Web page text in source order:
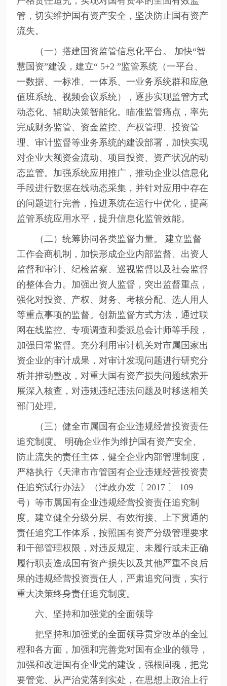
管，切实维护国有资产安全，坚决防止国有资产
流失。
（一）搭建国资监管信息化平台。 加快“智
慧国资”建设，建立“ 5+2 ”监管系统（一平台、
一数据、一标准、一体系、一业务系统群和应急
值班系统、视频会议系统），逐步实现监管方式
动态化、辅助决策智能化。瞄准监管痛点，率先
完成财务监管、资金监控、产权管理、投资管
理、审计监督等业务系统的建设部署，加快实现
对企业大额资金流动、项目投资、资产状况的动
态监管。加强系统应用推广，推动企业以信息化
手段进行数据在线动态采集，并针对应用中存在
的问题进行完善，推进系统在运行中优化，提高
监管系统应用水平，提升信息化监管效能。
（二）统筹协同各类监督力量。 建立监督
工作会商机制，加快形成企业内部监督、出资人
监督和审计、纪检监察、巡视监督以及社会监督
的整体合力。加强出资人监督，突出监督重点，
强化对投资、产权、财务、考核分配、选人用人
等重点事项的监督。创新监督方式方法，通过联
网在线监控、专项调查和委派总会计师等手段，
加强日常监督。充分利用审计机关对市属国家出
资企业的审计成果，对审计发现问题进行研究分
析并推动整改，对重大国有资产损失问题线索开
展深入核查，对违规违纪违法问题及时移送相关
部门处理。
（三）健全市属国有企业违规经营投资责任
追究制度。 明确企业作为维护国有资产安全、
防止流失的责任主体，健全企业内部管理制度，
严格执行《天津市市管国有企业违规经营投资责
任追究试行办法》（津政办发〔 2017 〕 109
号）等市属国有企业违规经营投资责任追究制
度。建立健全分级分层、有效衔接、上下贯通的
责任追究工作体系，按照国有资产分级管理要求
和干部管理权限，对违反规定、未履行或未正确
履行职责造成国有资产损失以及其他严重不良后
果的违规经营投资责任人，严肃追究问责，实行
重大决策终身责任追究制度。
六、坚持和加强党的全面领导
把坚持和加强党的全面领导贯穿改革的全过
程和各方面，加强和完善党对国有企业的领导，
加强和改进国有企业党的建设，强根固魂，把党
要管党、从严治党落到实处，在思想上政治上行